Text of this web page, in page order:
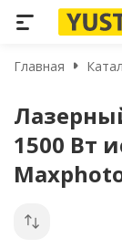
Главная
1500 Вт